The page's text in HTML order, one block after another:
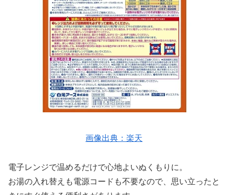
画像出典：楽天
電子レンジで温めるだけで心地よいぬくもりに。
お湯の入れ替えも電源コードも不要なので、思い立ったと